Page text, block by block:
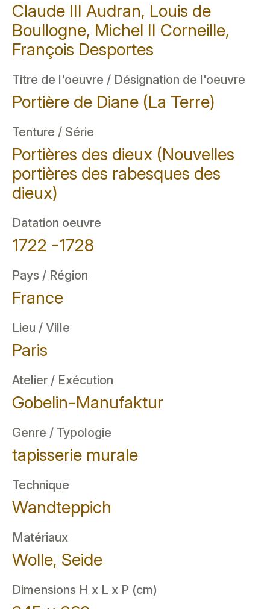
Claude III Audran, Louis de
Boullogne, Michel II Corneille,
François Desportes
Titre de l'oeuvre / Désignation de l'oeuvre
Portière de Diane (La Terre)
Tenture / Série
Portières des dieux (Nouvelles
portières des rabesques des
dieux)
Datation oeuvre
1722 -1728
Pays / Région
France
Lieu / Ville
Paris
Atelier / Exécution
Gobelin-Manufaktur
Genre / Typologie
tapisserie murale
Technique
Wandteppich
Matériaux
Wolle, Seide
Dimensions H x L x P (cm)